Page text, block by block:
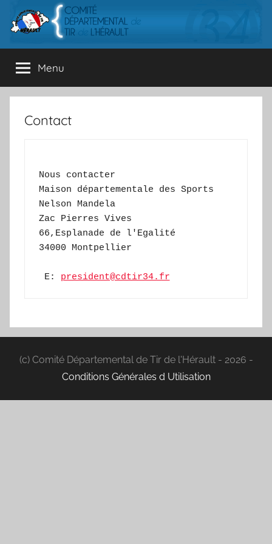
CDTH
départemental
de
Tir
l'Hérault
Menu
Contact
Nous contacter
Maison départementale des Sports
Nelson Mandela
Zac Pierres Vives
66,Esplanade de l'Egalité
34000 Montpellier
E: president@cdtir34.fr
(c) Comité Départemental de Tir de l'Hérault - 2026 -
Conditions Générales d Utilisation